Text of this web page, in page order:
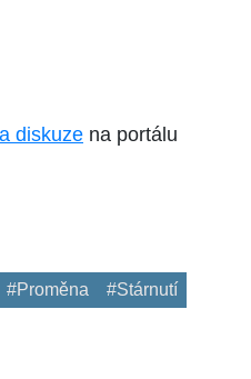
diskuze na portálu
#Proměna #Stárnutí